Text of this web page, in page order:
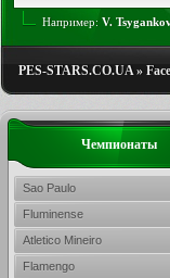
Например: V.
PES-STARS.CO.UA»
Чемпионаты
Sao Paulo
Fluminense
Atletico Mineiro
Flamengo